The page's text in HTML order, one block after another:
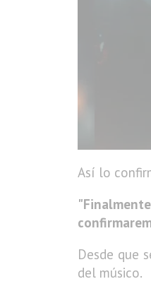
Así lo
Desde que
del músico.